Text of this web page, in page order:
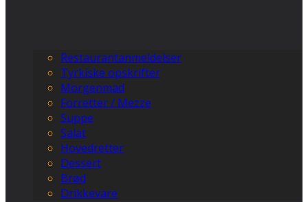
Restaurantanmeldelser
Tyrkiske opskrifter
Morgenmad
Forretter / Mezze
Suppe
Salat
Hovedretter
Dessert
Brød
Drikkevare